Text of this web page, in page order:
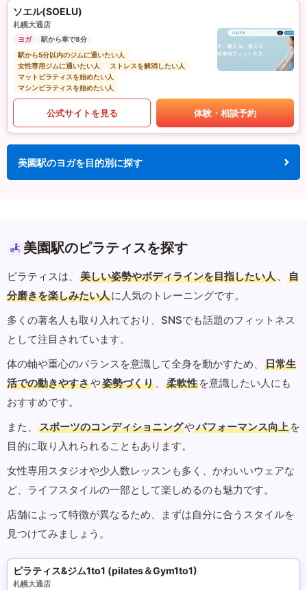
ソエル(SOELU)
札幌大通店
ヨガ
駅から車で8分
駅から5分以内のジムに通いたい人
女性専用ジムに通いたい人
ストレスを解消したい人
マットピラティスを始めたい人
マシンピラティスを始めたい人
公式サイトを見る 体験・相談予約
美園駅のヨガを目的別に探す
美園駅のピラティスを探す
ピラティスは、 美しい姿勢やボディラインを目指したい人 、
自
分磨きを楽しみたい人に人気のトレーニングです。
多くの著名人も取り入れており、SNSでも話題のフィットネス
として注目されています。
体の軸や重心のバランスを意識して全身を動かすため、
日常生
活での動きやすさや姿勢づくり 、 柔軟性 を意識したい人にも
おすすめです。
また、
スポーツのコンディショニングやパフォーマンス向上 を
目的に取り入れられることもあります。
女性専用スタジオや少人数レッスンも多く、かわいいウェアな
ど、ライフスタイルの一部として楽しめるのも魅力です。
店舗によって特徴が異なるため、まずは自分に合うスタイルを
見つけてみましょう。
ピラティス&ジム1to1 (pilates＆Gym1to1)
札幌大通店